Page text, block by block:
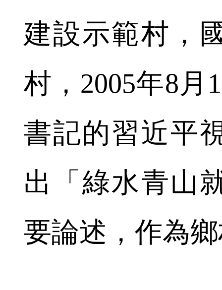
建設示範村，
村，2005年8月
書記的習近平
出「綠水青山
要論述，作為